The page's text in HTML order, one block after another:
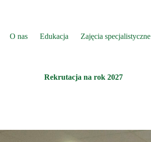
O nas Edukacja Zajęcia specjalistyczne
Rekrutacja na rok 2027